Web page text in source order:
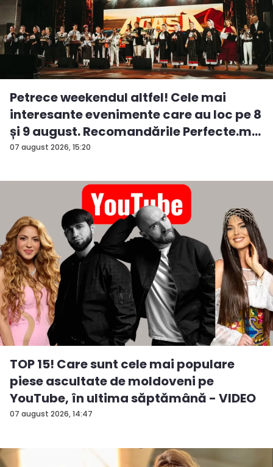
07 august 2026, 15:20
Petrece weekendul altfel! Cele mai
interesante evenimente care au loc pe 8
și 9 august. Recomandările Perfecte.m...
07 august 2026, 14:47
TOP 15! Care sunt cele mai populare
piese ascultate de moldoveni pe
YouTube, în ultima săptămână - VIDEO